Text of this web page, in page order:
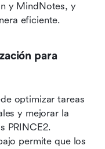
y MindNotes, y
eficiente.
para
optimizar tareas
y mejorar la
PRINCE2.
permite que los